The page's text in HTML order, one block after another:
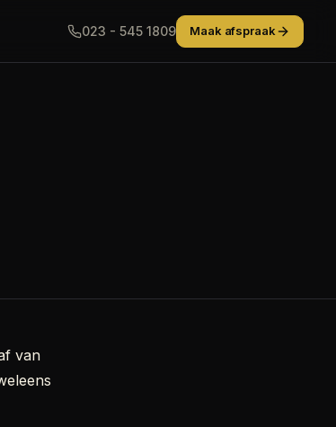
023 - 545 1809 Maak afspraak
van